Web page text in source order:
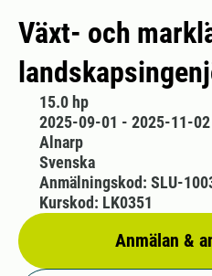
Växt- och
15.0 hp
2025-09-01 - 2025-11-02
Alnarp
Svenska
Anmälan &
Anmälningskod: SLU-
Kurskod: LK0351